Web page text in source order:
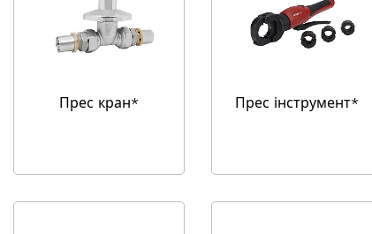
Прес кран* Прес інструмент*